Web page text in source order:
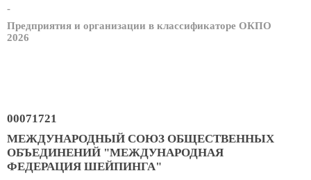
-
Предприятия и организации в классификаторе ОКПО
2026
00071721
МЕЖДУНАРОДНЫЙ СОЮЗ ОБЩЕСТВЕННЫХ
ОБЪЕДИНЕНИЙ "МЕЖДУНАРОДНАЯ
ФЕДЕРАЦИЯ ШЕЙПИНГА"